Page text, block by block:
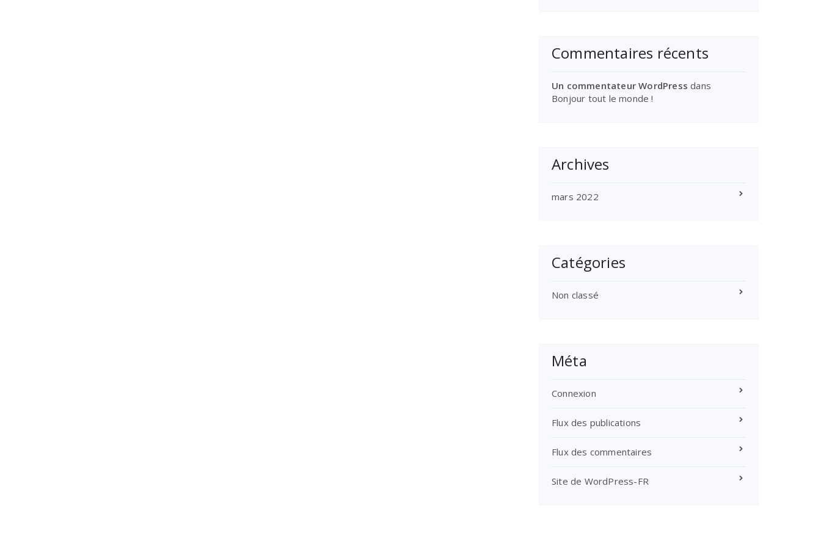
Commentaires récents
Un commentateur WordPress dans
Bonjour tout le monde !
Archives
mars 2022
Catégories
Non classé
Méta
Connexion
Flux des publications
Flux des commentaires
Site de WordPress-FR